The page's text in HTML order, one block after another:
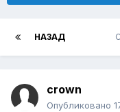
НАЗАД
crown
Опубликовано